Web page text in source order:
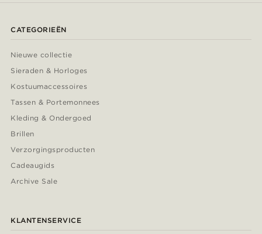
CATEGORIEËN
Nieuwe collectie
Sieraden & Horloges
Kostuumaccessoires
Tassen & Portemonnees
Kleding & Ondergoed
Brillen
Verzorgingsproducten
Cadeaugids
Archive Sale
KLANTENSERVICE